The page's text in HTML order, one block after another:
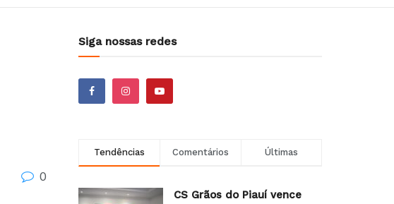
0
Siga nossas redes
Tendências Comentários Últimas
CS Grãos do Piauí vence